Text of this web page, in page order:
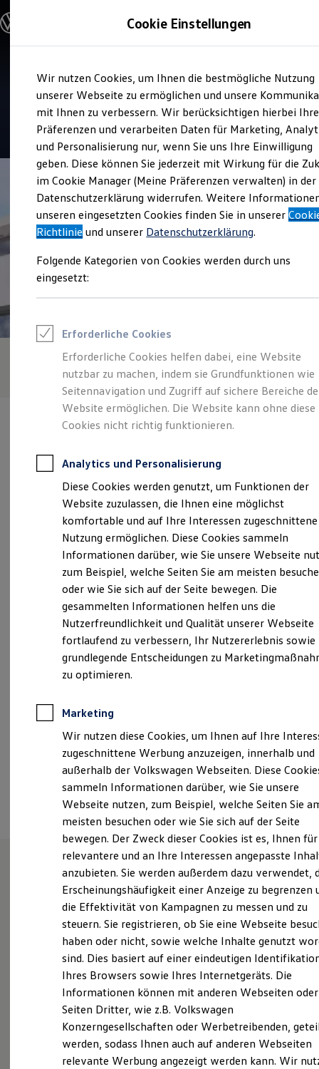
Hauptinhalt
springen
Footer
springen
Modelle & Konfigurator
Nutzfahrzeugkategorien entdecken
Modelle konfigurieren
Vorgängermodelle und Oldtimer
Vorgängermodelle
Oldtimer
Bulli Historie
Branchenlösungen & Gewerbekunden
Umbaulösungen und Hersteller finden
Auf- und Umbauten entdecken & konfigurieren
Groß- und Sonderkunden
Großkunden
Kommunen & Behörden
Journalisten
Sportvereine
Branchenlösungen
Gewerbliche Personenbeförderung
Service & mobile Werkstätten
Kühlfahrzeuge
ONE Business ID Vorteile
Fahrzeugsuche & Marktplatz
Fahrzeugsuche
Fahrzeuge online kaufen
Digitaler Marktplatz
Kauf & Finanzierung
Online-Fahrzeugbewertung
Aktionen & Angebote
Für Gewerbekunden
Profi Paket
TopDeal
Gebrauchtwagen
ProfiPartner für Gebrauchtwagen
Zertifizierte Gebrauchtwagen
Finanzierung
Für Privatkunden
Für Gewerbekunden
Leasing
Für Privatkunden
Für Gewerbekunden
Versicherungen & Garantien
Garantien
Kfz-Versicherung für Nutzfahrzeuge
Restschuldversicherung
Wartungsverträge
Besitzer & Service
Sommer-Special
Reparatur, Pflege & Inspektion
Servicetermin anfragen
Service-Vorteile bei Volkswagen Nutzfahrzeuge
Economy Service
Räder & Reifen Service
Ersatzfahrzeuge
Notdienst und Pannenhilfe
Software, Konnektivität & Apps
California App
VW Connect für Ihren ID. Buzz
VW Connect für Ihren Transporter/Caravelle
VW Connect für Ihren Amarok
VW Connect für andere Modelle
Connect Pro
Fleet Interface Data
Multistop Pathfinder
Übersicht Software Updates
Hilfreiches für Besitzer
Fahrerassistenz- und Sicherheitssysteme
Kontrollleuchten
Kurzfahrprofile und Ölverdünnung
Batterieverordnung
XTL-Dieselkraftstoff
Ersatzteile und Betriebsflüssigkeiten
Original Zubehör und Lifestyle Produkte
Service
Autohaus Lademann
4.7| 23 Bewertungen
Verantwortlich für die Inhalte auf dieser Seite ist die Autohaus
Lademann GmbH (Impressum & Rechtliches)
Am Wöllerspfad 2, 97922 Lauda-Königshofen
info@autohaus-lademann.de
+49 9343 61580810
Montag-Freitag 07:30-18:00 Uhr
Samstag
08:00 -12:00 Uhr
Ansprechpartner
Termin vereinbaren
Unsere Leistungenim
Überblick
Service
Aktuelle Highlights
und Angebote
Cookie Einstellungen
Wir nutzen Cookies, um Ihnen die bestmögliche Nutzung
unserer Webseite zu ermöglichen und unsere
mit Ihnen zu verbessern. Wir berücksichtigen hierbei Ihre
Präferenzen und verarbeiten Daten für Marketing,
und Personalisierung nur, wenn Sie uns Ihre Einwilligung
geben. Diese können Sie jederzeit mit Wirkung für die
im Cookie Manager (Meine Präferenzen verwalten) in der
Datenschutzerklärung widerrufen. Weitere
unseren eingesetzten Cookies finden Sie in unserer
Richtlinie und unserer Datenschutzerklärung.
Folgende Kategorien von Cookies werden durch uns
eingesetzt:
Erforderliche Cookies
Erforderliche Cookies helfen dabei, eine Website
nutzbar zu machen, indem sie Grundfunktionen wie
Seitennavigation und Zugriff auf sichere Bereiche
Website ermöglichen. Die Website kann ohne diese
Cookies nicht richtig funktionieren.
Analytics und Personalisierung
Diese Cookies werden genutzt, um Funktionen der
Website zuzulassen, die Ihnen eine möglichst
komfortable und auf Ihre Interessen zugeschnittene
Nutzung ermöglichen. Diese Cookies sammeln
Informationen darüber, wie Sie unsere Webseite
zum Beispiel, welche Seiten Sie am meisten
oder wie Sie sich auf der Seite bewegen. Die
gesammelten Informationen helfen uns die
Nutzerfreundlichkeit und Qualität unserer Webseite
fortlaufend zu verbessern, Ihr Nutzererlebnis sowie
grundlegende Entscheidungen zu
zu optimieren.
Marketing
Wir nutzen diese Cookies, um Ihnen auf Ihre
zugeschnittene Werbung anzuzeigen, innerhalb und
außerhalb der Volkswagen Webseiten. Diese
sammeln Informationen darüber, wie Sie unsere
Webseite nutzen, zum Beispiel, welche Seiten Sie
meisten besuchen oder wie Sie sich auf der Seite
bewegen. Der Zweck dieser Cookies ist es, Ihnen für
relevantere und an Ihre Interessen angepasste
anzubieten. Sie werden außerdem dazu verwendet,
Erscheinungshäufigkeit einer Anzeige zu begrenzen
die Effektivität von Kampagnen zu messen und zu
steuern. Sie registrieren, ob Sie eine Webseite
haben oder nicht, sowie welche Inhalte genutzt
sind. Dies basiert auf einer eindeutigen
Ihres Browsers sowie Ihres Internetgeräts. Die
Informationen können mit anderen Webseiten oder
Seiten Dritter, wie z.B. Volkswagen
Konzerngesellschaften oder Werbetreibenden,
werden, sodass Ihnen auch auf anderen Webseiten
relevante Werbung angezeigt werden kann. Wir